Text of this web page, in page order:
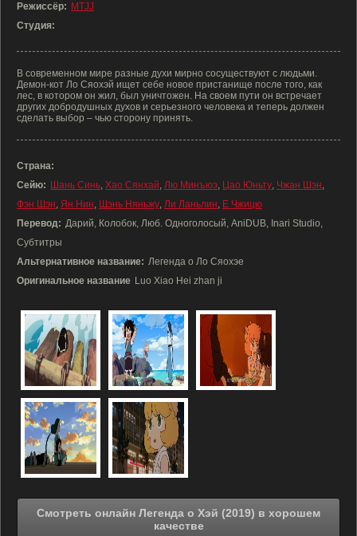
Режиссёр: MTJJ
Студия:
В современном мире разные духи мирно сосуществуют с людьми.
Демон-кот Ло Сяохэй ищет себе новое пристанище после того, как
лес, в котором он жил, был уничтожен. На своем пути он встречает
других добродушных духов и серьезного человека и теперь должен
сделать выбор – чью сторону принять.
Страна:
Сейю: Шань Синь, Хао Сянхай, Лю Минъюэ, Цао Юньту, Чжан Шэн,
Фэн Шэн, Ян Нин, Шэнь Няньжу, Ли Ланьлин, Е Чжицю
Перевод: Дарий, Колобок, Люб. Одноголосый, AniDUB, Inari Studio,
Субтитры
Альтернативное название: Легенда о Ло Сяохэе
Оригинальное название Luo Xiao Hei zhan ji
Смотреть онлайн Легенда о Хэй (2019) в хорошем
качестве